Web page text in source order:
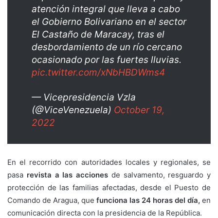
atención integral que lleva a cabo
el Gobierno Bolivariano en el sector
El Castaño de Maracay, tras el
desbordamiento de un río cercano
ocasionado por las fuertes lluvias.
pic.twitter.com/xNbHBDWms4
— Vicepresidencia Vzla
(@ViceVenezuela) October 19,
2022
En el recorrido con autoridades locales y regionales, se
pasa revista a las acciones de salvamento, resguardo y
protección de las familias afectadas, desde el Puesto de
Comando de Aragua, que funciona las 24 horas del día, en
comunicación directa con la presidencia de la República.